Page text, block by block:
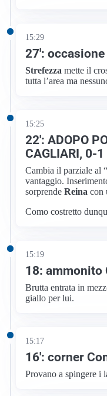
15:29
27′:
Strefezza mette il
tutta l’area ma
15:25
22′: ADOPO
CAGLIARI, 0-1
Cambia il parziale al
vantaggio.
sorprendeReinacon
Como costretto
15:19
18: ammonito
Brutta entrata in
giallo per lui.
15:17
16′: corner
Provano a spingere i